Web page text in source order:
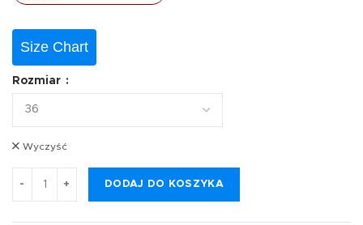
Size Chart
Rozmiar
Wyczyść
DODAJ DO KOSZYKA